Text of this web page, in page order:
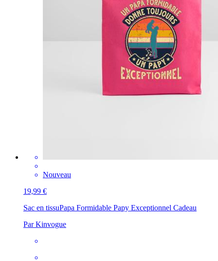
Nouveau
19,99 €
Sac en tissuPapa Formidable Papy Exceptionnel Cadeau
Par Kinvogue